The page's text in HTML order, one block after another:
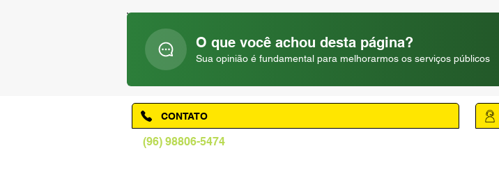
O que você achou desta página?
Sua opinião é fundamental para melhorarmos os serviços públicos
(96) 98806-5474
CONTATO